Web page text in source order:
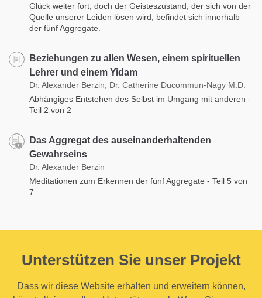
Glück weiter fort, doch der Geisteszustand, der sich von der
Quelle unserer Leiden lösen wird, befindet sich innerhalb
der fünf Aggregate.
Beziehungen zu allen Wesen, einem spirituellen
Lehrer und einem Yidam
Dr. Alexander Berzin, Dr. Catherine Ducommun-Nagy M.D.
Abhängiges Entstehen des Selbst im Umgang mit anderen -
Teil 2 von 2
Das Aggregat des auseinanderhaltenden
Gewahrseins
Dr. Alexander Berzin
Meditationen zum Erkennen der fünf Aggregate - Teil 5 von
7
Unterstützen Sie unser Projekt
Dass wir diese Website erhalten und erweitern können,